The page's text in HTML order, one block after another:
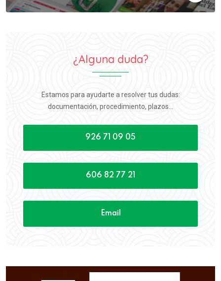
¿Alguna duda?
Estamos para ayudarte a resolver tus dudas:
documentación, procedimiento, plazos...
926 71 09 05
606 82 77 21
Email